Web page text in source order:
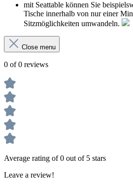
mit Seattable können Sie
Tische innerhalb von nur einer
Sitzmöglichkeiten umwandeln.
Close menu
0 of 0 reviews
Average rating of 0 out of 5 stars
Leave a review!